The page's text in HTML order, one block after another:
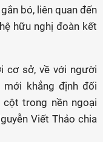
bó, liên quan đến
hữu nghị đoàn kết
cơ sở, về với người
khẳng định đối
trong nền ngoại
Viết Thảo chia